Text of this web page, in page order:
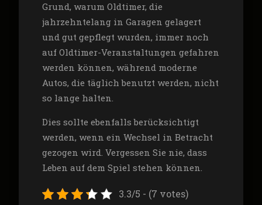
Grund, warum Oldtimer, die
jahrzehntelang in Garagen gelagert
und gut gepflegt wurden, immer noch
auf Oldtimer-Veranstaltungen gefahren
werden können, während moderne
Autos, die täglich benutzt werden, nicht
so lange halten.
Dies sollte ebenfalls berücksichtigt
werden, wenn ein Wechsel in Betracht
gezogen wird. Vergessen Sie nie, dass
Leben auf dem Spiel stehen können.
3.3/5 - (7 votes)